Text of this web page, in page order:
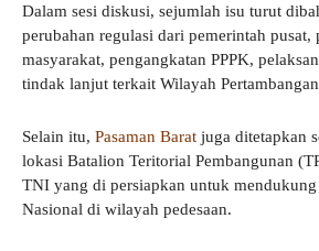
Dalam sesi diskusi, sejumlah isu turut
perubahan regulasi dari pemerintah pusat,
masyarakat, pengangkatan PPPK,
tindak lanjut terkait Wilayah
Selain itu, Pasaman Barat juga ditetapkan
lokasi Batalion Teritorial Pembangunan
TNI yang di persiapkan untuk mendukung
Nasional di wilayah pedesaan.